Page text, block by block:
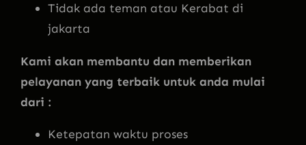
Tidak ada teman atau Kerabat di
jakarta
Kami akan membantu dan memberikan
pelayanan yang terbaik untuk anda mulai
dari :
Ketepatan waktu proses